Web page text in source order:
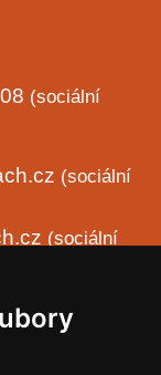
(sociální
(sociální
(sociální
a